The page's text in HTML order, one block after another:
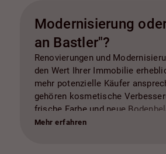
Modernisierung
an Bastler"?
Renovierungen und
den Wert Ihrer Immobilie
mehr potenzielle Käufer
gehören kosmetische
frische Farbe und neue
Modernisierung von Küche und
Mehr erfahren